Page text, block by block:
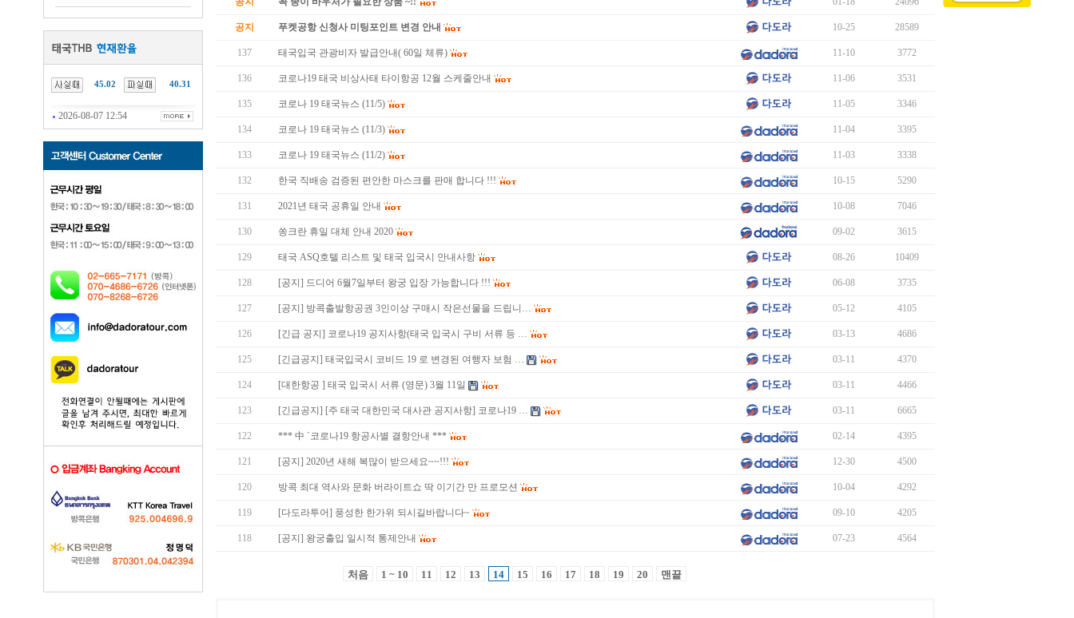
45.02 40.31
2026-08-07 12:54
공지 푸켓공항 신청사 미팅포인트 변경 안내 10-25 28589
137 태국입국 관광비자 발급안내( 60일 체류) 11-10 3772
136 코로나19 태국 비상사태 타이항공 12월 스케줄안내 11-06 3531
135 코로나 19 태국뉴스 (11/5) 11-05 3346
134 코로나 19 태국뉴스 (11/3) 11-04 3395
133 코로나 19 태국뉴스 (11/2) 11-03 3338
132 한국 직배송 검증된 편안한 마스크를 판매 합니다 !!! 10-15 5290
131 2021년 태국 공휴일 안내 10-08 7046
130 쏭크란 휴일 대체 안내 2020 09-02 3615
129 태국 ASQ호텔 리스트 및 태국 입국시 안내사항 08-26 10409
128 [공지] 드디어 6월7일부터 왕궁 입장 가능합니다 !!! 06-08 3735
127 [공지] 방콕출발항공권 3인이상 구매시 작은선물을 드립니… 05-12 4105
126 [긴급 공지] 코로나19 공지사항(태국 입국시 구비 서류 등 … 03-13 4686
125 [긴급공지] 태국입국시 코비드 19 로 변경된 여행자 보험 … 03-11 4370
124 [대한항공 ] 태국 입국시 서류 (영문) 3월 11일 03-11 4466
123 [긴급공지] [주 태국 대한민국 대사관 공지사항] 코로나19 … 03-11 6665
122 *** 中 `코로나19 항공사별 결항안내 *** 02-14 4395
121 [공지] 2020년 새해 복많이 받으세요~~!!! 12-30 4500
120 방콕 최대 역사와 문화 버라이트쇼 딱 이기간 만 프로모션 10-04 4292
119 [다도라투어] 풍성한 한가위 되시길바랍니다~ 09-10 4205
118 [공지] 왕궁출입 일시적 통제안내 07-23 4564
처음 1 ~ 10 11 12 13 14 15 16 17 18 19 20 맨끝